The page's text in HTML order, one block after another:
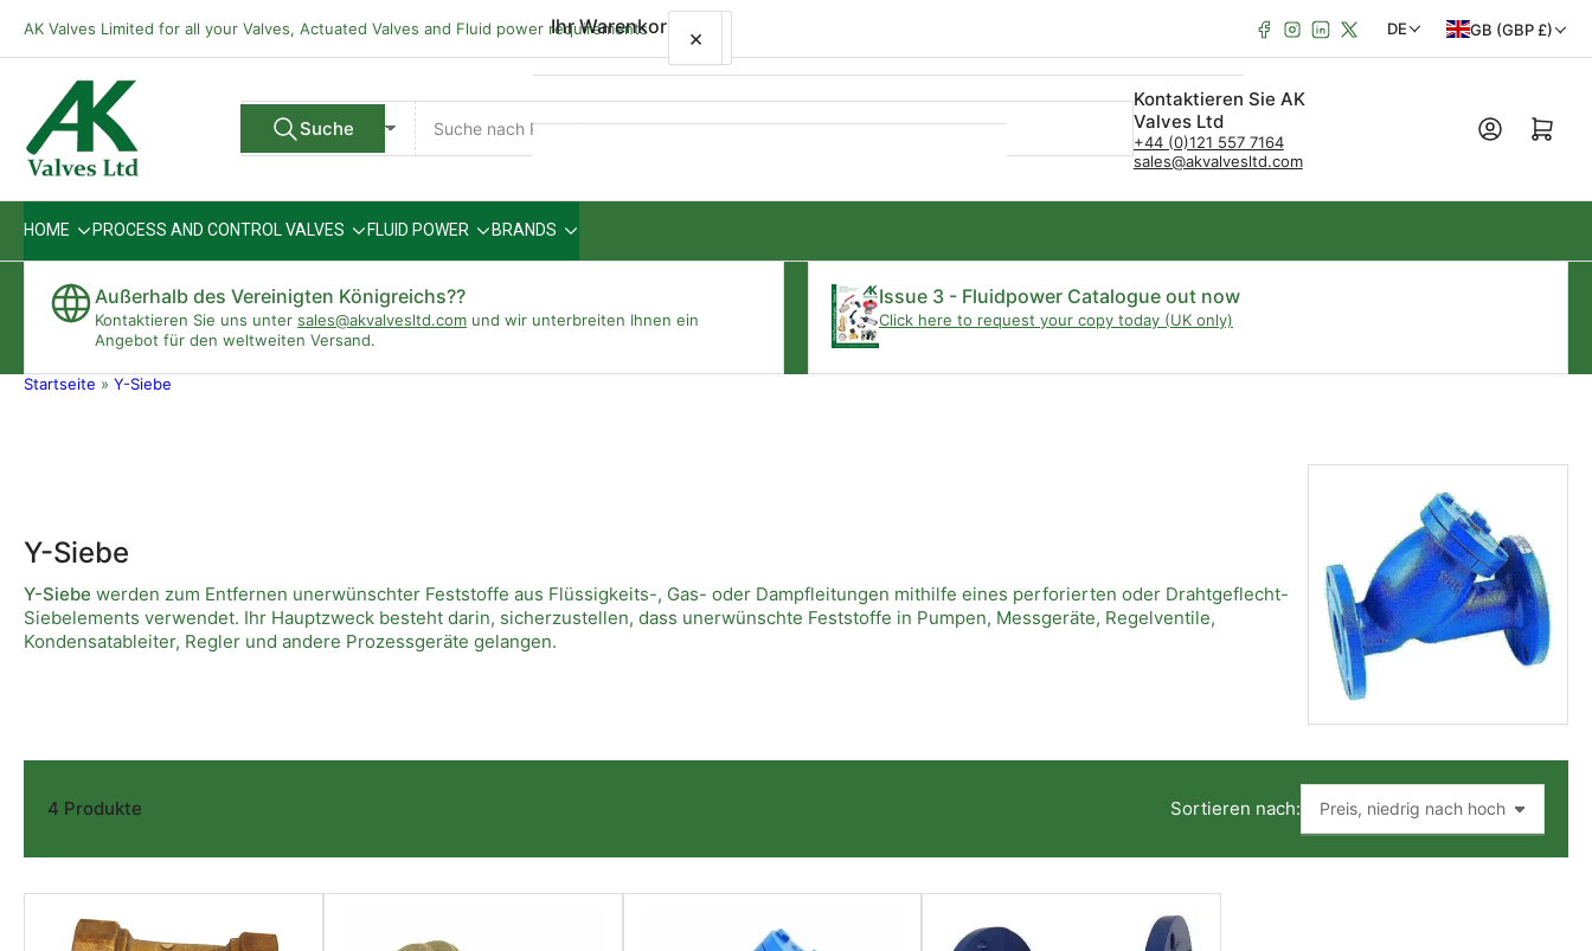
Inhalt
AK Valves Limited for all your Valves, Actuated Valves and Fluid power requirements Facebook
Instagram
LinkedIn
X
e
DE
e
o
GB (GBP £)
Alle Verkäufer
Suche
nach
Produkten
Suche
Kontaktieren Sie AK
Valves Ltd
+44 (0)121 557 7164
sales@akvalvesltd.com
Mini-Warenkorb
HOME PROCESS AND CONTROL VALVES FLUID POWER BRANDS
Außerhalb des Vereinigten Königreichs??
Kontaktieren Sie uns unter sales@akvalvesltd.com und wir unterbreiten Ihnen ein
Angebot für den weltweiten Versand.
Issue 3 - Fluidpower Catalogue out now
Click here to request your copy today (UK only)
Startseite » Y-Siebe
Y-Siebe
Y-Siebe werden zum Entfernen unerwünschter Feststoffe aus Flüssigkeits-, Gas- oder Dampfleitungen mithilfe eines perforierten oder Drahtgeflecht-
Siebelements verwendet. Ihr Hauptzweck besteht darin, sicherzustellen, dass unerwünschte Feststoffe in Pumpen, Messgeräte, Regelventile,
Kondensatableiter, Regler und andere Prozessgeräte gelangen.
Sortieren nach:
4 Produkte
Ihr Warenkorb ×
Schnellansicht
×